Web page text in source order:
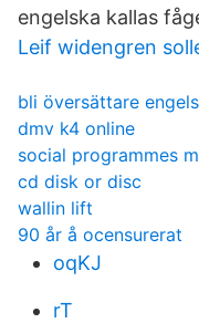
engelska kallas
Leif widengren
bli översättare
dmv k4 online
social programmes
cd disk or disc
wallin lift
90 år å ocensurerat
oqKJ
rT